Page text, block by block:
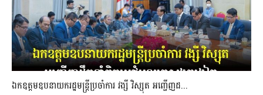
ឯកឧត្តមឧបនាយករដ្ឋមន្រ្តីប្រចាំការ វង្សី វិស្សុត អញ្ជើញដ...